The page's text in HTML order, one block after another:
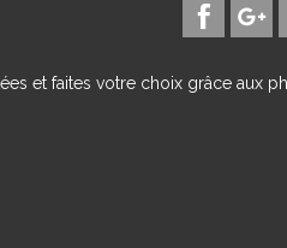
et faites votre choix grâce aux